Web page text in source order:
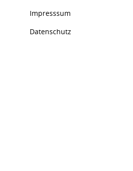
Impresssum
Datenschutz